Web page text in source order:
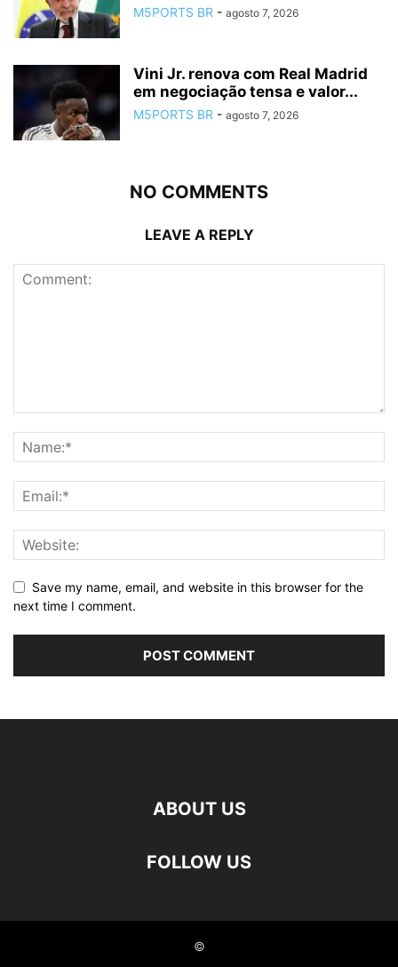
M5PORTS BR - agosto 7, 2026
Vini Jr. renova com Real Madrid
em negociação tensa e valor...
M5PORTS BR - agosto 7, 2026
NO COMMENTS
LEAVE A REPLY
Save my name, email, and website in this browser for the
next time I comment.
ABOUT US
FOLLOW US
©